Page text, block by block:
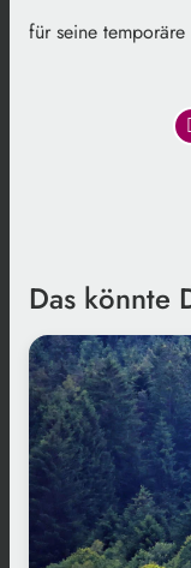
für seine temporäre
Das könnte